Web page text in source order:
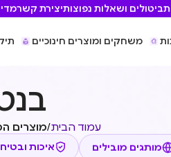
ביטולים ושאלות נפוצותיצירת קשר
משחקים ומוצרים חינוכיים
עמוד הבית/מוצרים
מותגים מובילים איכות